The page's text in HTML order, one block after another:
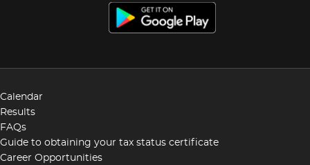
Calendar
Results
FAQs
Guide to obtaining your tax status certificate
Career Opportunities